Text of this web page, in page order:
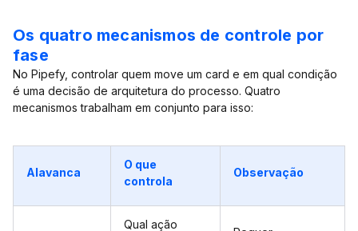
Os quatro mecanismos de controle por
fase
No Pipefy, controlar quem move um card e em qual condição
é uma decisão de arquitetura do processo. Quatro
mecanismos trabalham em conjunto para isso:
Alavanca
O que
controla
Observação
Qual ação